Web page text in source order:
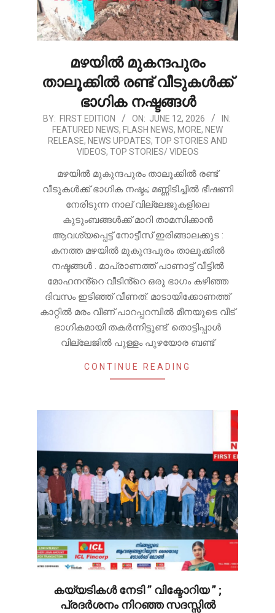
മഴയിൽ മുകന്ദപുരം
താലൂക്കിൽ രണ്ട് വീടുകൾക്ക്
ഭാഗിക നഷ്ടങ്ങൾ
2026-
BY: FIRST EDITION ON: JUNE 12, 2026
IN:
FEATURED NEWS, FLASH NEWS, MORE, NEW
RELEASE, NEWS UPDATES, TOP STORIES AND
VIDEOS, TOP STORIES/ VIDEOS
മഴയിൽ മുകുന്ദപുരം താലൂക്കിൽ രണ്ട്
വീടുകൾക്ക് ഭാഗിക നഷ്ടം; മണ്ണിടിച്ചിൽ ഭീഷണി
നേരിടുന്ന നാല് വില്ലേജുകളിലെ
കുടുംബങ്ങൾക്ക് മാറി താമസിക്കാൻ
ആവശ്യപ്പെട്ട് നോട്ടീസ് ഇരിങ്ങാലക്കുട :
കനത്ത മഴയിൽ മുകുന്ദപുരം താലൂക്കിൽ
നഷ്ടങ്ങൾ . മാപ്രാണത്ത് പാണാട്ട് വീട്ടിൽ
മോഹനൻ്റെ വീടിൻ്റെ ഒരു ഭാഗം കഴിഞ്ഞ
ദിവസം ഇടിഞ്ഞ് വീണത്. മാടായിക്കോണത്ത്
കാറ്റിൽ മരം വീണ് പാറപ്പറമ്പിൽ മീനയുടെ വീട്
ഭാഗികമായി തകർന്നിട്ടുണ്ട്. തൊട്ടിപ്പാൾ
വില്ലേജിൽ പുള്ളം പുഴയോര ബണ്ട്
CONTINUE READING
കയ്യടികൾ നേടി ” വിക്ടോറിയ ” ;
പ്രദർശനം നിറഞ്ഞ സദസ്സിൽ